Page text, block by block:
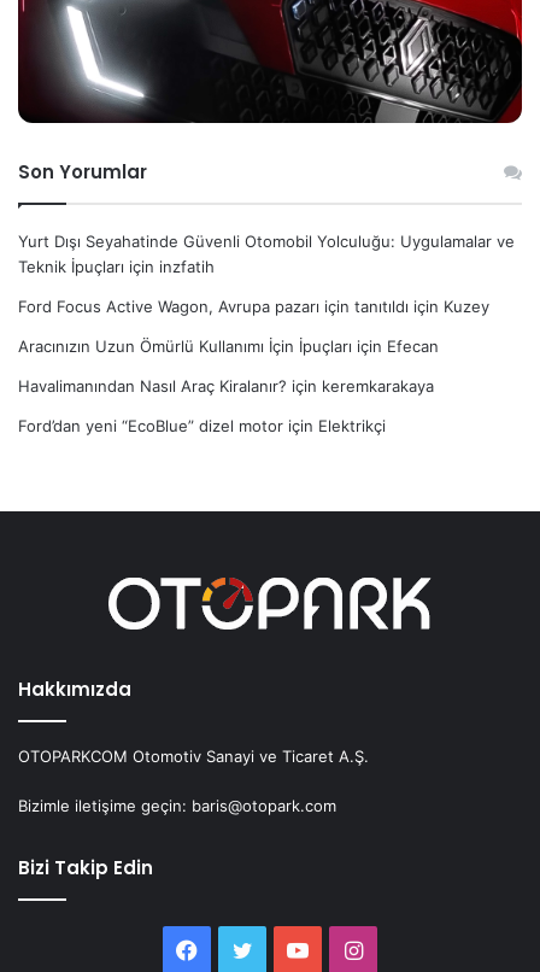
Son Yorumlar
Yurt Dışı Seyahatinde Güvenli Otomobil Yolculuğu: Uygulamalar ve
Teknik İpuçları için inzfatih
Ford Focus Active Wagon, Avrupa pazarı için tanıtıldı için Kuzey
Aracınızın Uzun Ömürlü Kullanımı İçin İpuçları için Efecan
Havalimanından Nasıl Araç Kiralanır? için keremkarakaya
Ford’dan yeni “EcoBlue” dizel motor için Elektrikçi
Hakkımızda
OTOPARKCOM Otomotiv Sanayi ve Ticaret A.Ş.
Bizimle iletişime geçin: baris@otopark.com
Bizi Takip Edin
Facebook
Twitter YouTubeInstagram